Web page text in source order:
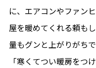
に、エアコンやファン
屋を暖めてくれる頼も
量もグンと上がりがちで
「寒くてつい暖房をつ